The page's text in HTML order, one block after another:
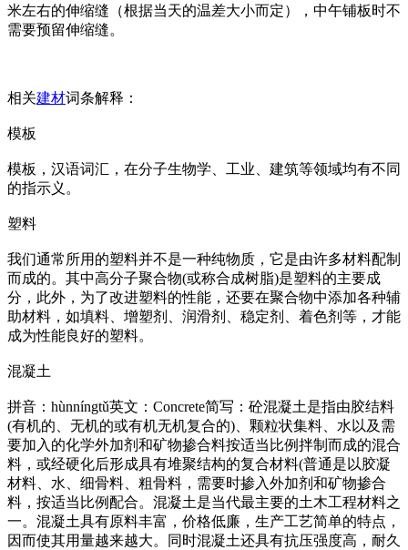
米左右的伸缩缝（根据当天的温差大小而定），中午铺板时不
需要预留伸缩缝。
相关建材词条解释：
模板
模板，汉语词汇，在分子生物学、工业、建筑等领域均有不同
的指示义。
塑料
我们通常所用的塑料并不是一种纯物质，它是由许多材料配制
而成的。其中高分子聚合物(或称合成树脂)是塑料的主要成
分，此外，为了改进塑料的性能，还要在聚合物中添加各种辅
助材料，如填料、增塑剂、润滑剂、稳定剂、着色剂等，才能
成为性能良好的塑料。
混凝土
拼音：hùnníngtǔ英文：Concrete简写：砼混凝土是指由胶结料
(有机的、无机的或有机无机复合的)、颗粒状集料、水以及需
要加入的化学外加剂和矿物掺合料按适当比例拌制而成的混合
料，或经硬化后形成具有堆聚结构的复合材料(普通是以胶凝
材料、水、细骨料、粗骨料，需要时掺入外加剂和矿物掺合
料，按适当比例配合。混凝土是当代最主要的土木工程材料之
一。混凝土具有原料丰富，价格低廉，生产工艺简单的特点，
因而使其用量越来越大。同时混凝土还具有抗压强度高，耐久